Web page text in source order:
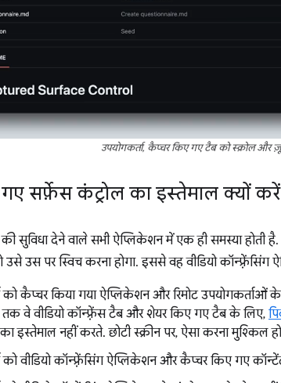
उपयोगकर्ता, कैप्चर किए गए टैब को स्क्रोल और
सर्फ़ेस कंट्रोल का इस्तेमाल क्यों
की सुविधा देने वाले सभी ऐप्लिकेशन में एक ही समस्या होती
उसे उस पर स्विच करना होगा. इससे वह वीडियो
को कैप्चर किया गया ऐप्लिकेशन और रिमोट
तक वे वीडियो कॉन्फ़्रेंस टैब और शेयर किए गए टैब के लिए,
इस्तेमाल नहीं करते. छोटी स्क्रीन पर, ऐसा करना मुश्किल
को वीडियो कॉन्फ़्रेंसिंग ऐप्लिकेशन और कैप्चर किए गए